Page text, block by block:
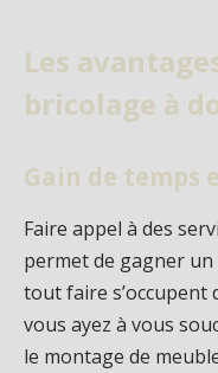
Les
bricolage à
Gain de
Faire appel à des
permet de gagner un
tout faire s’occupent
vous ayez à vous
le montage de